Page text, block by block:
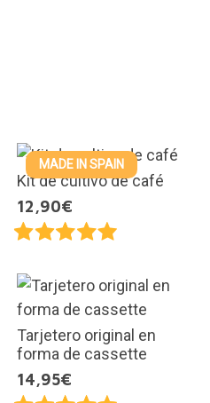
MADE IN SPAIN
Kit de cultivo de café
12,90€
Tarjetero original en
forma de cassette
14,95€